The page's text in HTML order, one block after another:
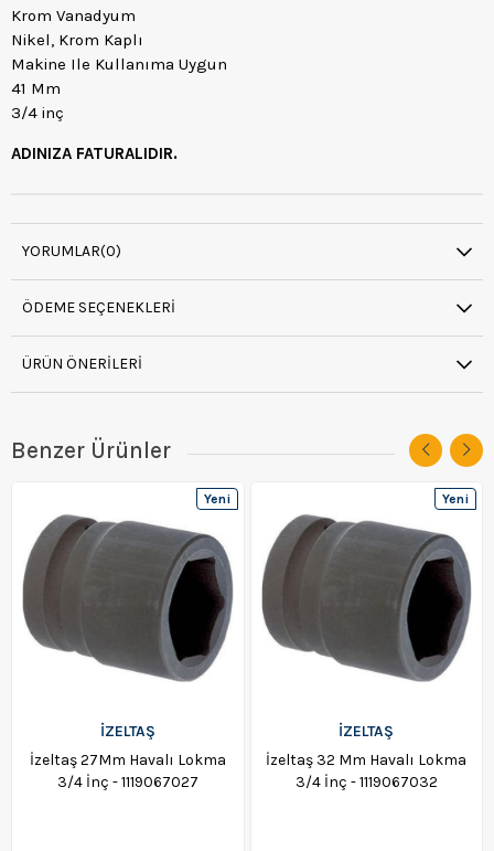
Krom Vanadyum
Nikel, Krom Kaplı
Makine Ile Kullanıma Uygun
41 Mm
3/4 inç
ADINIZA FATURALIDIR.
YORUMLAR(0)
ÖDEME SEÇENEKLERI
ÜRÜN ÖNERILERI
Benzer Ürünler
İZELTAŞ
İzeltaş 27Mm Havalı Lokma
3/4 İnç - 1119067027
Yeni
İZELTAŞ
İzeltaş 32 Mm Havalı Lokma
3/4 İnç - 1119067032
Yeni